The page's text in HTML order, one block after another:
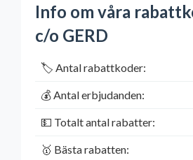
Info om våra
c/o GERD
🏷️ Antal rabattkoder:
💰 Antal erbjudanden:
💵 Totalt antal rabatter:
🥇 Bästa rabatten: